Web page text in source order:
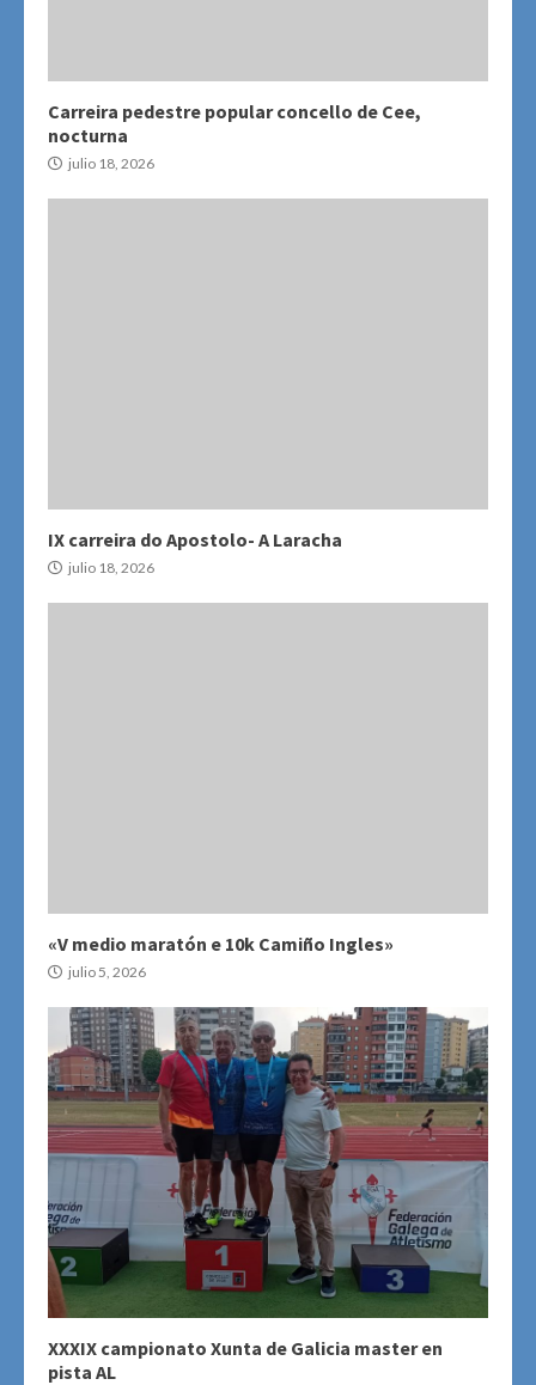
Carreira pedestre popular concello de Cee,
nocturna
julio 18, 2026
IX carreira do Apostolo- A Laracha
julio 18, 2026
«V medio maratón e 10k Camiño Ingles»
julio 5, 2026
XXXIX campionato Xunta de Galicia master en
pista AL